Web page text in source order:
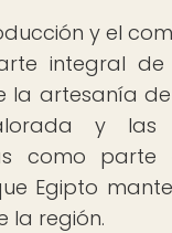
y el
integral
la artesanía
y las
como parte
Egipto
la región.